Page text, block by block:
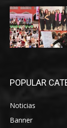
POPULAR
Noticias
Banner